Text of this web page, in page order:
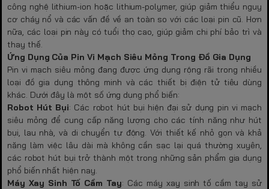
công nghệ lithium-ion hoặc lithium-polymer, giúp giảm thiểu nguy
cơ cháy nổ và các vấn đề về an toàn so với các loại pin cũ. Hơn
nữa, các loại pin này có tuổi thọ cao, giúp giảm chi phí bảo trì và
thay thế.
Ứng Dụng Của Pin Vi Mạch Siêu Mỏng Trong Đồ Gia Dụng
Pin vi mạch siêu mỏng đang được ứng dụng rộng rãi trong nhiều
loại đồ gia dụng thông minh và các thiết bị điện tử tiêu dùng
khác. Dưới đây là một số ứng dụng phổ biến:
Robot Hút Bụi: Các robot hút bụi hiện đại sử dụng pin vi mạch
siêu mỏng để cung cấp năng lượng cho các tính năng như hút
bụi, lau nhà, và di chuyển tự động. Với thiết kế nhỏ gọn và khả
năng làm việc lâu dài mà không cần sạc lại quá thường xuyên,
các robot hút bụi trở thành một trong những sản phẩm gia dụng
phổ biến nhất hiện nay.
Máy Xay Sinh Tố Cầm Tay: Các máy xay sinh tố cầm tay sử